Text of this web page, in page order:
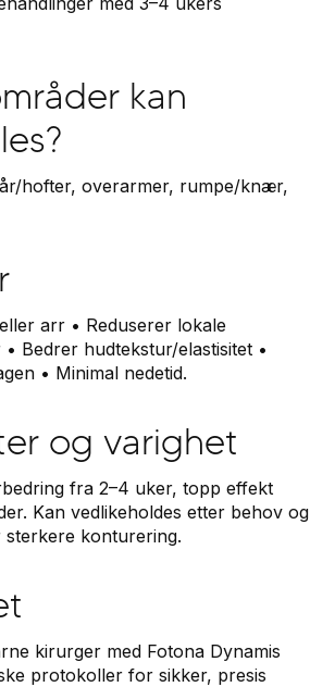
kan
hofter, overarmer, rumpe/knær,
arr • Reduserer lokale
Bedrer hudtekstur/elastisitet •
• Minimal nedetid.
og varighet
fra 2–4 uker, topp effekt
Kan vedlikeholdes etter behov og
konturering.
kirurger med Fotona Dynamis
protokoller for sikker, presis